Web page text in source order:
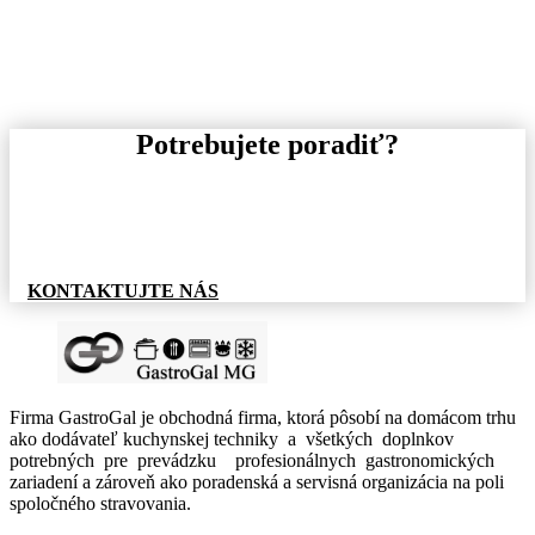
Potrebujete poradiť?
KONTAKTUJTE NÁS
Firma GastroGal je obchodná firma, ktorá pôsobí na domácom trhu
ako dodávateľ kuchynskej techniky a všetkých doplnkov
potrebných pre prevádzku profesionálnych gastronomických
zariadení a zároveň ako poradenská a servisná organizácia na poli
spoločného stravovania.